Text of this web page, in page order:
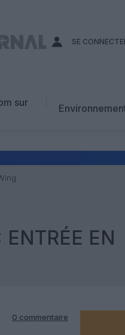
SE
sur
d’expert
EN
0 commentaire